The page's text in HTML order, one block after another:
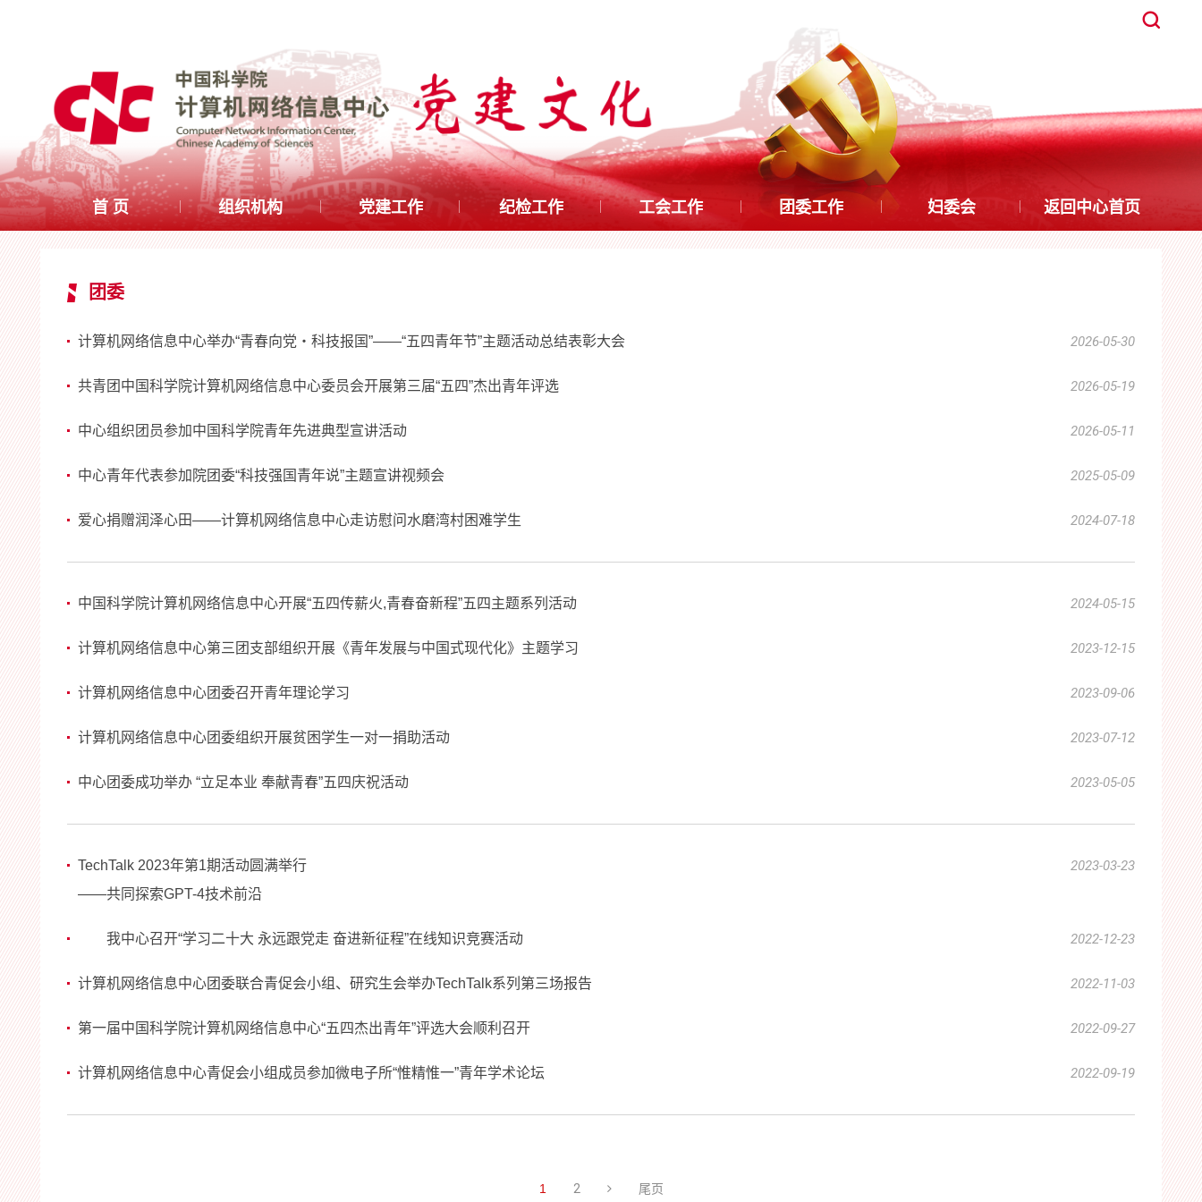
首 页 组织机构 党建工作 纪检工作 工会工作 团委工作 妇委会 返回中心首页
团委
计算机网络信息中心举办“青春向党・科技报国”——“五四青年节”主题活动总结表彰大会 2026-05-30
共青团中国科学院计算机网络信息中心委员会开展第三届“五四”杰出青年评选 2026-05-19
中心组织团员参加中国科学院青年先进典型宣讲活动 2026-05-11
中心青年代表参加院团委“科技强国青年说”主题宣讲视频会 2025-05-09
爱心捐赠润泽心田——计算机网络信息中心走访慰问水磨湾村困难学生 2024-07-18
中国科学院计算机网络信息中心开展“五四传薪火,青春奋新程”五四主题系列活动 2024-05-15
计算机网络信息中心第三团支部组织开展《青年发展与中国式现代化》主题学习 2023-12-15
计算机网络信息中心团委召开青年理论学习 2023-09-06
计算机网络信息中心团委组织开展贫困学生一对一捐助活动 2023-07-12
中心团委成功举办 “立足本业 奉献青春”五四庆祝活动 2023-05-05
TechTalk 2023年第1期活动圆满举行
——共同探索GPT-4技术前沿
2023-03-23
我中心召开“学习二十大 永远跟党走 奋进新征程”在线知识竞赛活动 2022-12-23
计算机网络信息中心团委联合青促会小组、研究生会举办TechTalk系列第三场报告 2022-11-03
第一届中国科学院计算机网络信息中心“五四杰出青年”评选大会顺利召开 2022-09-27
计算机网络信息中心青促会小组成员参加微电子所“惟精惟一”青年学术论坛 2022-09-19
1 2 尾页